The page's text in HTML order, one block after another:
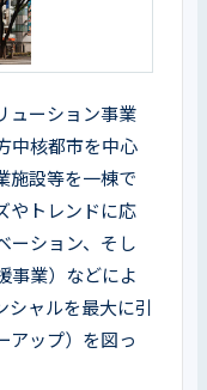
ューション事業
中核都市を中心
施設等を一棟で
やトレンドに応
ーション、そし
事業）などによ
ャルを最大に引
アップ）を図っ